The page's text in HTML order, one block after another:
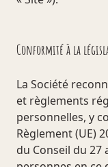
Conformité à la
La Société
et règlements
personnelles, y
Règlement (UE)
du Conseil du 27